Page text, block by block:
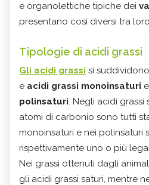
e organolettiche tipiche dei
presentano così diversi tra
Tipologie di acidi grassi
Gli acidi grassi si
e acidi grassi monoinsaturi e
polinsaturi. Negli acidi grassi
atomi di carbonio sono tutti
monoinsaturi e nei polinsaturi
rispettivamente uno o più
Nei grassi ottenuti dagli
gli acidi grassi saturi, mentre